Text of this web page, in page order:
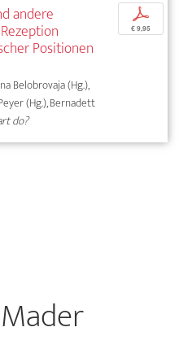
andere
Positionen
Belobrovaja (Hg.),
(Hg.), Bernadett
do?
p
€ 9,95